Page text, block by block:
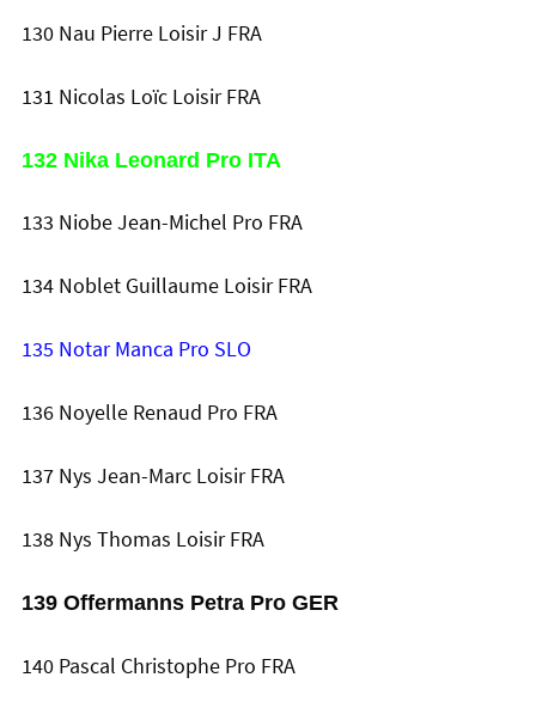
130 Nau Pierre Loisir J FRA
131 Nicolas Loïc Loisir FRA
132 Nika Leonard Pro ITA
133 Niobe Jean-Michel Pro FRA
134 Noblet Guillaume Loisir FRA
135 Notar Manca Pro SLO
136 Noyelle Renaud Pro FRA
137 Nys Jean-Marc Loisir FRA
138 Nys Thomas Loisir FRA
139 Offermanns Petra Pro GER
140 Pascal Christophe Pro FRA